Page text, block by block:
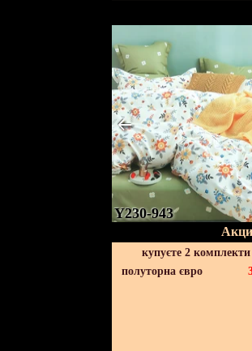
Y230-943
купуєте 2
полуторна євро